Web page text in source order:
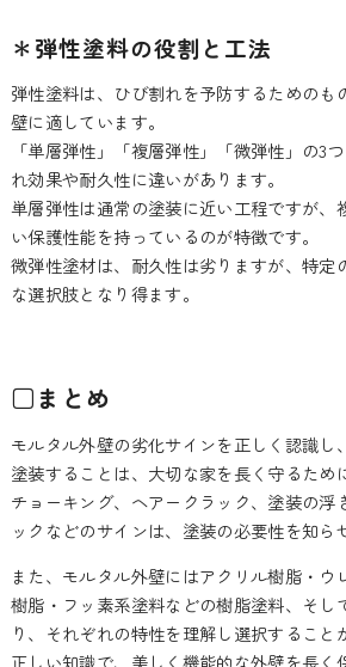
＊弾性塗料の役割と工法
弾性塗料は、ひび割れを予防するためのも
壁に適しています。
「単層弾性」「複層弾性」「微弾性」の3
れ効果や耐久性に違いがあります。
単層弾性は通常の塗装に近い工程ですが、
い保護性能を持っているのが特徴です。
微弾性塗材は、耐久性は劣りますが、特定
な選択肢となり得ます。
□まとめ
モルタル外壁の劣化サインを正しく認識し
塗装することは、大切な家を長く守るため
チョーキング、ヘアークラック、塗装の浮
ックなどのサインは、塗装の必要性を知ら
また、モルタル外壁にはアクリル樹脂・ウ
樹脂・フッ素系塗料などの樹脂塗料、そし
り、それぞれの特性を理解し選択すること
正しい知識で、美しく機能的な外壁を長く